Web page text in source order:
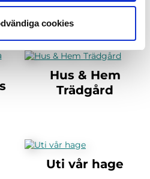
cookies
GOAL
Hus & Hem
Trädgård
Uti vår hage